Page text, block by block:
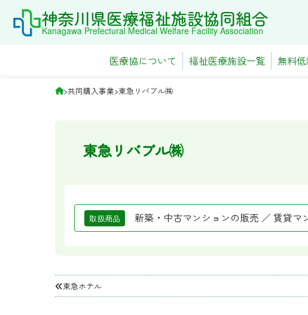
content
神奈川県医療福祉施設協同組合
Kanagawa Prefectural Medical Welfare Facility Association
医療協について 福祉医療施設一覧 無料
>共同購入事業>東急リバブル㈱
東急リバブル㈱
取扱商品 新築・中古マンションの販売 ／ 賃貸マ
投
稿
東急ホテル